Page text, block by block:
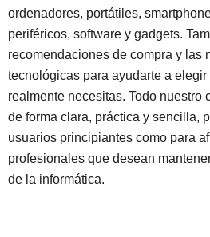
ordenadores, portátiles,
periféricos, software y gadgets.
recomendaciones de compra y las
tecnológicas para ayudarte a
realmente necesitas. Todo nuestro
de forma clara, práctica y sencilla,
usuarios principiantes como para
profesionales que desean
de la informática.